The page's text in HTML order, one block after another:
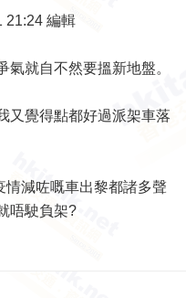
21:24 編輯
就自不然要搵新地盤。
又覺得點都好過派架車落
情減咗嘅車出黎都諸多聲
唔駛負架?